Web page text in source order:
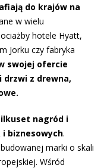
do krajów na
w wielu
hotele Hyatt,
Jorku czy fabryka
swojej ofercie
drzwi z drewna,
nagród i
i biznesowych.
marki o skali
Wśród